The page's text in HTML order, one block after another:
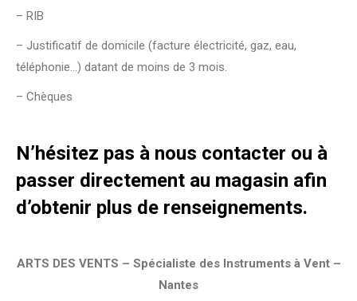
– RIB
– Justificatif de domicile (facture électricité, gaz, eau,
téléphonie…) datant de moins de 3 mois.
– Chèques
N’hésitez pas à nous contacter ou à
passer directement au magasin afin
d’obtenir plus de renseignements.
ARTS DES VENTS – Spécialiste des Instruments à Vent –
Nantes